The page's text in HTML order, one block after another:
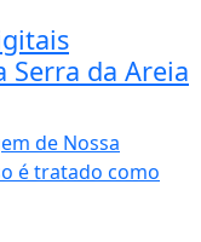
Serra da Areia